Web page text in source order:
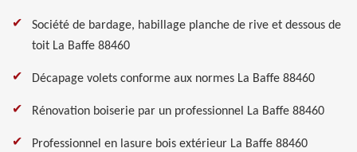
Société de bardage, habillage planche de rive et dessous de
toit La Baffe 88460
Décapage volets conforme aux normes La Baffe 88460
Rénovation boiserie par un professionnel La Baffe 88460
Professionnel en lasure bois extérieur La Baffe 88460